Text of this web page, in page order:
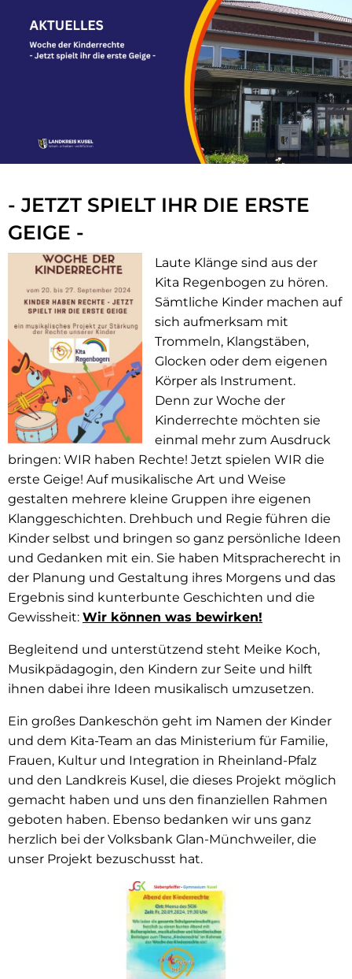
- JETZT SPIELT IHR DIE ERSTE
GEIGE -
Laute Klänge sind aus der
Kita Regenbogen zu hören.
Sämtliche Kinder machen auf
sich aufmerksam mit
Trommeln, Klangstäben,
Glocken oder dem eigenen
Körper als Instrument.
Denn zur Woche der
Kinderrechte möchten sie
einmal mehr zum Ausdruck
bringen: WIR haben Rechte! Jetzt spielen WIR die
erste Geige! Auf musikalische Art und Weise
gestalten mehrere kleine Gruppen ihre eigenen
Klanggeschichten. Drehbuch und Regie führen die
Kinder selbst und bringen so ganz persönliche Ideen
und Gedanken mit ein. Sie haben Mitspracherecht in
der Planung und Gestaltung ihres Morgens und das
Ergebnis sind kunterbunte Geschichten und die
Gewissheit: Wir können was bewirken!
Begleitend und unterstützend steht Meike Koch,
Musikpädagogin, den Kindern zur Seite und hilft
ihnen dabei ihre Ideen musikalisch umzusetzen.
Ein großes Dankeschön geht im Namen der Kinder
und dem Kita-Team an das Ministerium für Familie,
Frauen, Kultur und Integration in Rheinland-Pfalz
und den Landkreis Kusel, die dieses Projekt möglich
gemacht haben und uns den finanziellen Rahmen
geboten haben. Ebenso bedanken wir uns ganz
herzlich bei der Volksbank Glan-Münchweiler, die
unser Projekt bezuschusst hat.